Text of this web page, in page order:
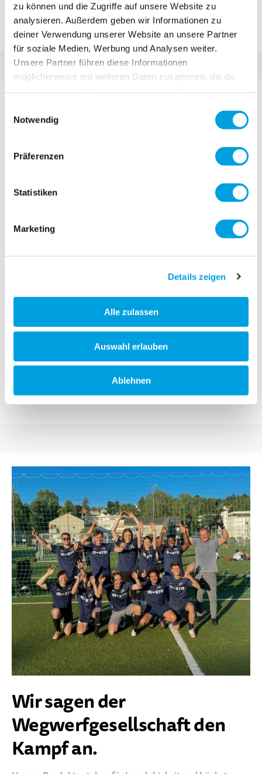
zu können und die Zugriffe auf unsere Website zu
analysieren. Außerdem geben wir Informationen zu
deiner Verwendung unserer Website an unsere Partner
für soziale Medien, Werbung und Analysen weiter.
Unsere Partner führen diese Informationen
möglicherweise mit weiteren Daten zusammen, die du
Notwendig
Präferenzen
Statistiken
Marketing
Details zeigen
Alle zulassen
Auswahl erlauben
Ablehnen
fokussieren uns auf bahnbrechende Innovationen. Dabei
gehen wir Wege, die vorher noch keiner gewagt hat.
Wir sind eine Familie.
Standfestigkeit. Wir treffen Entscheidungen, die langfristig
für das Wohl des Unternehmens stehen und nicht nur auf
Gewinnmaximierung ausgerichtet sind.
Wir sagen der
Wegwerfgesellschaft den
Kampf an.